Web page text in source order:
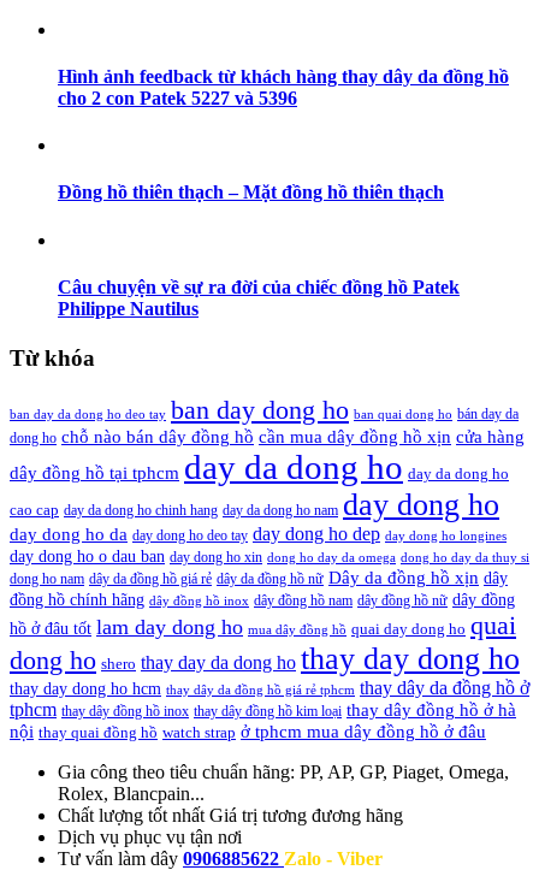
Hình ảnh feedback từ khách hàng thay dây da đồng hồ
cho 2 con Patek 5227 và 5396
Đồng hồ thiên thạch – Mặt đồng hồ thiên thạch
Câu chuyện về sự ra đời của chiếc đồng hồ Patek
Philippe Nautilus
Từ khóa
ban day da dong ho deo tay ban day dong ho ban quai dong ho bán day da
dong ho chỗ nào bán dây đồng hồ cần mua dây đồng hồ xịn cửa hàng
dây đồng hồ tại tphcm day da dong ho day da dong ho
cao cap day da dong ho chinh hang day da dong ho nam day dong ho
day dong ho da day dong ho deo tay day dong ho dep day dong ho longines
day dong ho o dau ban day dong ho xin dong ho day da omega dong ho day da thuy si
dong ho nam dây da đồng hồ giá rẻ dây da đồng hồ nữ Dây da đồng hồ xịn dây
đồng hồ chính hãng dây đồng hồ inox dây đồng hồ nam dây đồng hồ nữ dây đồng
hồ ở đâu tốt lam day dong ho mua dây đồng hồ quai day dong ho quai
dong ho shero thay day da dong ho thay day dong ho
thay day dong ho hcm thay dây da đồng hồ giá rẻ tphcm thay dây da đồng hồ ở
tphcm thay dây đồng hồ inox thay dây đồng hồ kim loại thay dây đồng hồ ở hà
nội thay quai đồng hồ watch strap ở tphcm mua dây đồng hồ ở đâu
Gia công theo tiêu chuẩn hãng: PP, AP, GP, Piaget, Omega,
Rolex, Blancpain...
Chất lượng tốt nhất Giá trị tương đương hãng
Dịch vụ phục vụ tận nơi
Tư vấn làm dây 0906885622 Zalo - Viber